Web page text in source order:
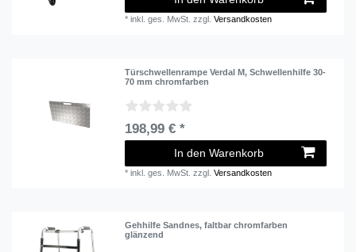
*inkl. ges. MwSt. zzgl.Versandkosten
Türschwellenrampe Verdal M, Schwellenhilfe 30-
70 mm chromfarben
198,99 € *
In den Warenkorb
*inkl. ges. MwSt. zzgl.Versandkosten
Gehhilfe Sandnes, faltbar chromfarben
glänzend